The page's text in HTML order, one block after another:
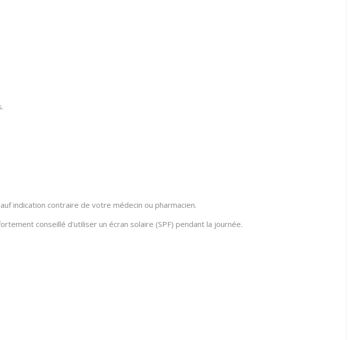
indication contraire de votre médecin ou pharmacien.
conseillé d'utiliser un écran solaire (SPF) pendant la journée.